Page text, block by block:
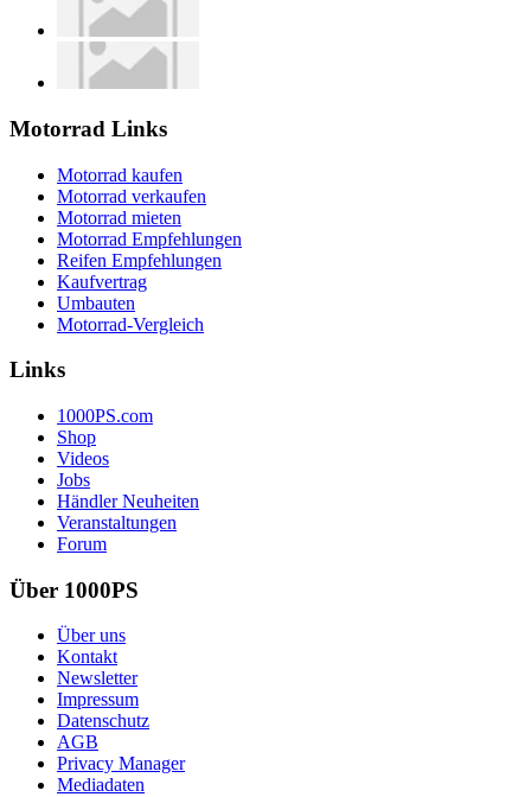
Motorrad Links
Motorrad kaufen
Motorrad verkaufen
Motorrad mieten
Motorrad Empfehlungen
Reifen Empfehlungen
Kaufvertrag
Umbauten
Motorrad-Vergleich
Links
1000PS.com
Shop
Videos
Jobs
Händler Neuheiten
Veranstaltungen
Forum
Über 1000PS
Über uns
Kontakt
Newsletter
Impressum
Datenschutz
AGB
Privacy Manager
Mediadaten